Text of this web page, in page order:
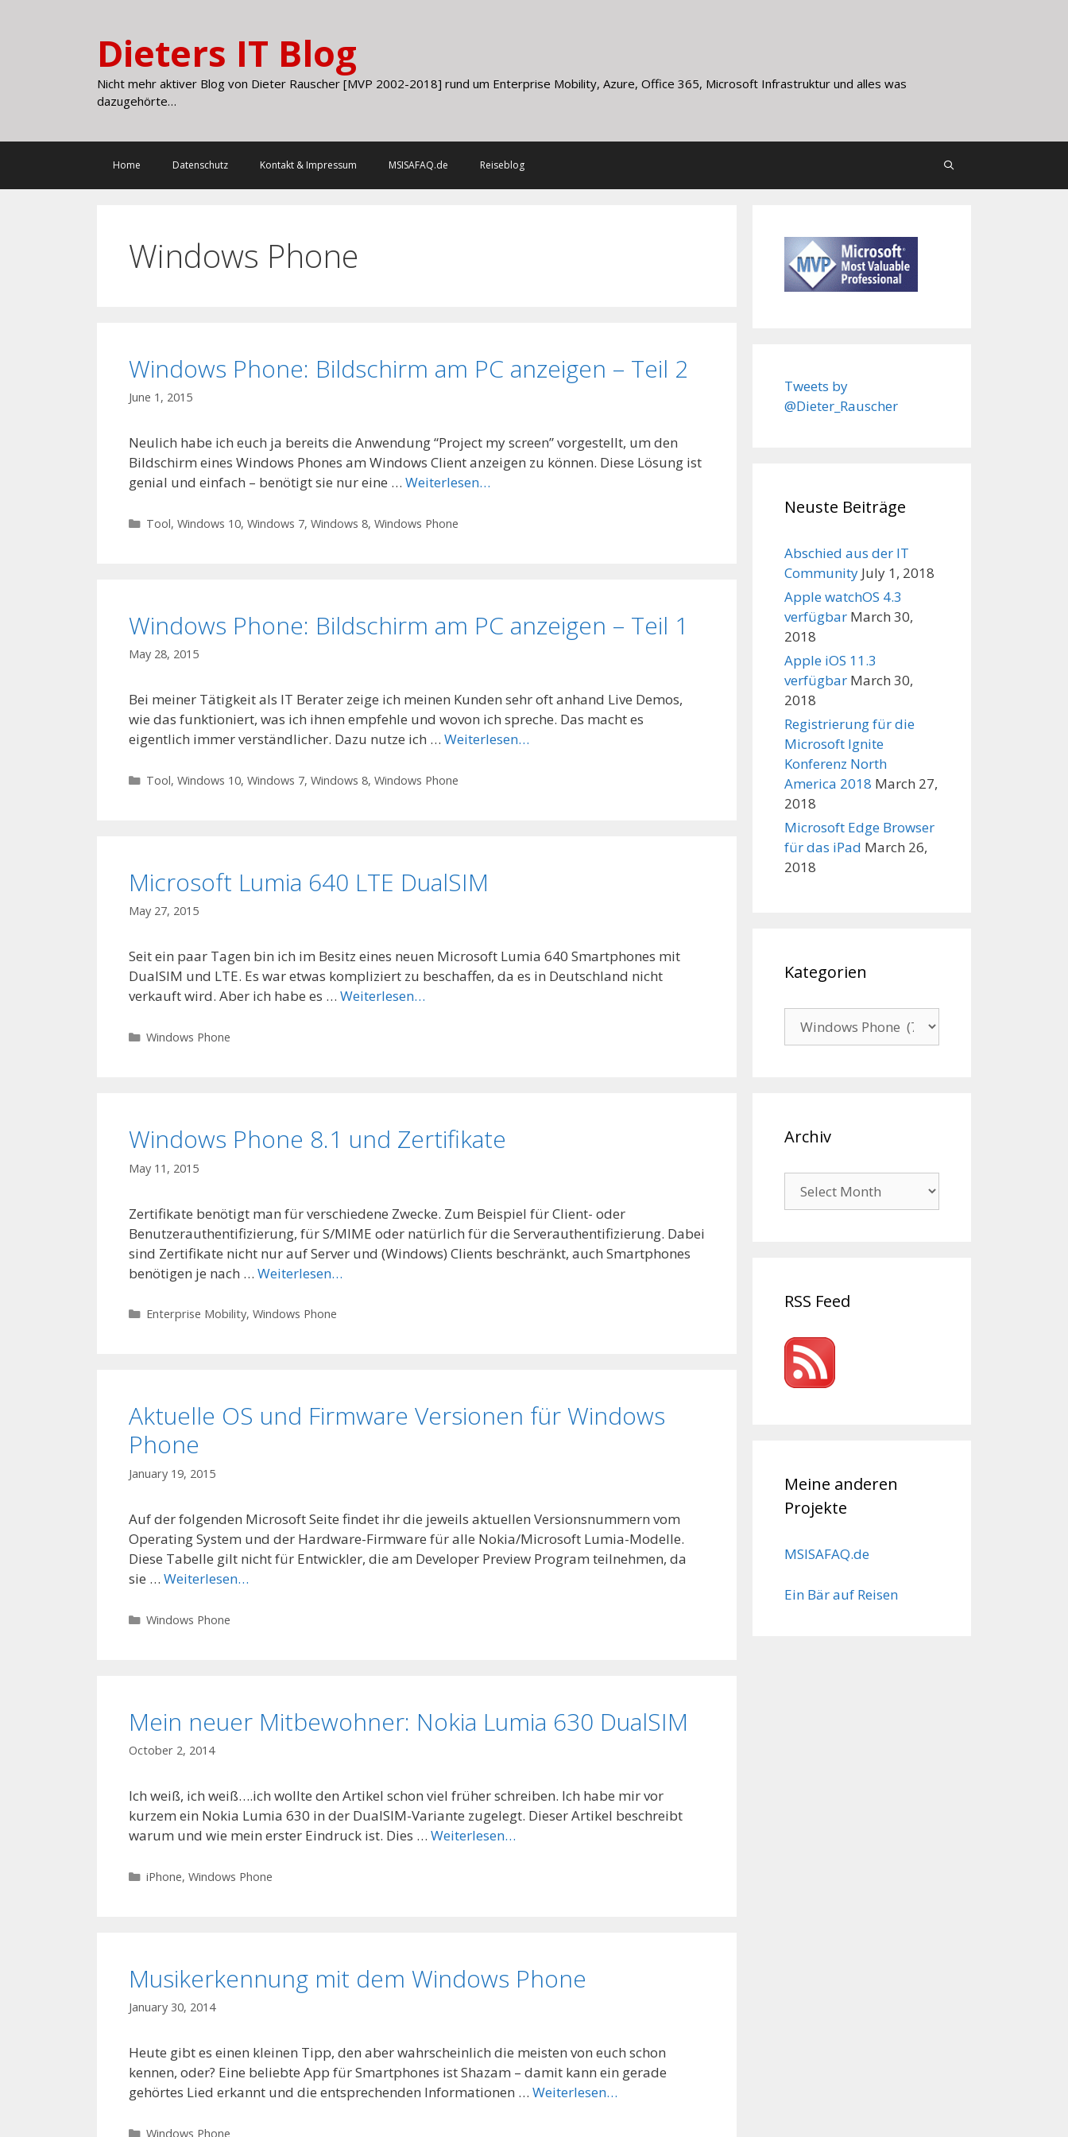
Dieters IT Blog
Nicht mehr aktiver Blog von Dieter Rauscher [MVP 2002-2018] rund um Enterprise Mobility, Azure, Office 365, Microsoft Infrastruktur und alles was
dazugehörte…
Home Datenschutz Kontakt & Impressum MSISAFAQ.de Reiseblog
Windows Phone
Windows Phone: Bildschirm am PC anzeigen – Teil 2
June 1, 2015
Neulich habe ich euch ja bereits die Anwendung “Project my screen” vorgestellt, um den
Bildschirm eines Windows Phones am Windows Client anzeigen zu können. Diese Lösung ist
genial und einfach – benötigt sie nur eine … Weiterlesen…
Categories
Tool, Windows 10, Windows 7, Windows 8, Windows Phone
Windows Phone: Bildschirm am PC anzeigen – Teil 1
May 28, 2015
Bei meiner Tätigkeit als IT Berater zeige ich meinen Kunden sehr oft anhand Live Demos,
wie das funktioniert, was ich ihnen empfehle und wovon ich spreche. Das macht es
eigentlich immer verständlicher. Dazu nutze ich … Weiterlesen…
Categories
Tool, Windows 10, Windows 7, Windows 8, Windows Phone
Microsoft Lumia 640 LTE DualSIM
May 27, 2015
Seit ein paar Tagen bin ich im Besitz eines neuen Microsoft Lumia 640 Smartphones mit
DualSIM und LTE. Es war etwas kompliziert zu beschaffen, da es in Deutschland nicht
verkauft wird. Aber ich habe es … Weiterlesen…
Categories
Windows Phone
Windows Phone 8.1 und Zertifikate
May 11, 2015
Zertifikate benötigt man für verschiedene Zwecke. Zum Beispiel für Client- oder
Benutzerauthentifizierung, für S/MIME oder natürlich für die Serverauthentifizierung. Dabei
sind Zertifikate nicht nur auf Server und (Windows) Clients beschränkt, auch Smartphones
benötigen je nach … Weiterlesen…
Categories
Enterprise Mobility, Windows Phone
Aktuelle OS und Firmware Versionen für Windows
Phone
January 19, 2015
Auf der folgenden Microsoft Seite findet ihr die jeweils aktuellen Versionsnummern vom
Operating System und der Hardware-Firmware für alle Nokia/Microsoft Lumia-Modelle.
Diese Tabelle gilt nicht für Entwickler, die am Developer Preview Program teilnehmen, da
sie … Weiterlesen…
Categories
Windows Phone
Mein neuer Mitbewohner: Nokia Lumia 630 DualSIM
October 2, 2014
Ich weiß, ich weiß….ich wollte den Artikel schon viel früher schreiben. Ich habe mir vor
kurzem ein Nokia Lumia 630 in der DualSIM-Variante zugelegt. Dieser Artikel beschreibt
warum und wie mein erster Eindruck ist. Dies … Weiterlesen…
Categories
iPhone, Windows Phone
Musikerkennung mit dem Windows Phone
January 30, 2014
Heute gibt es einen kleinen Tipp, den aber wahrscheinlich die meisten von euch schon
kennen, oder? Eine beliebte App für Smartphones ist Shazam – damit kann ein gerade
gehörtes Lied erkannt und die entsprechenden Informationen … Weiterlesen…
Categories
Windows Phone
Tweets by
@Dieter_Rauscher
Neuste Beiträge
Abschied aus der IT
Community July 1, 2018
Apple watchOS 4.3
verfügbar March 30,
2018
Apple iOS 11.3
verfügbar March 30,
2018
Registrierung für die
Microsoft Ignite
Konferenz North
America 2018 March 27,
2018
Microsoft Edge Browser
für das iPad March 26,
2018
Kategorien
Archiv
RSS Feed
Meine anderen
Projekte
MSISAFAQ.de
Ein Bär auf Reisen